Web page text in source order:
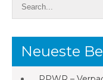
Neueste